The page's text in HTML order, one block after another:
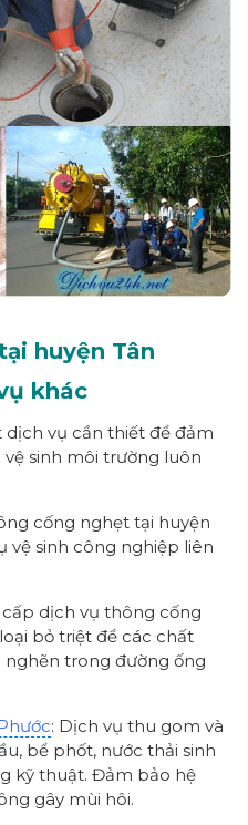
huyện Tân
khác
dịch vụ cần thiết để đảm
sinh môi trường luôn
cống nghẹt tại huyện
vệ sinh công nghiệp liên
dịch vụ thông cống
bỏ triệt để các chất
nghẽn trong đường ống
: Dịch vụ thu gom và
bể phốt, nước thải sinh
kỹ thuật. Đảm bảo hệ
gây mùi hôi.